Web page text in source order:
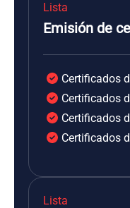
Lista
Emisión de
Certificados
Certificados
Certificados
Certificados
Lista